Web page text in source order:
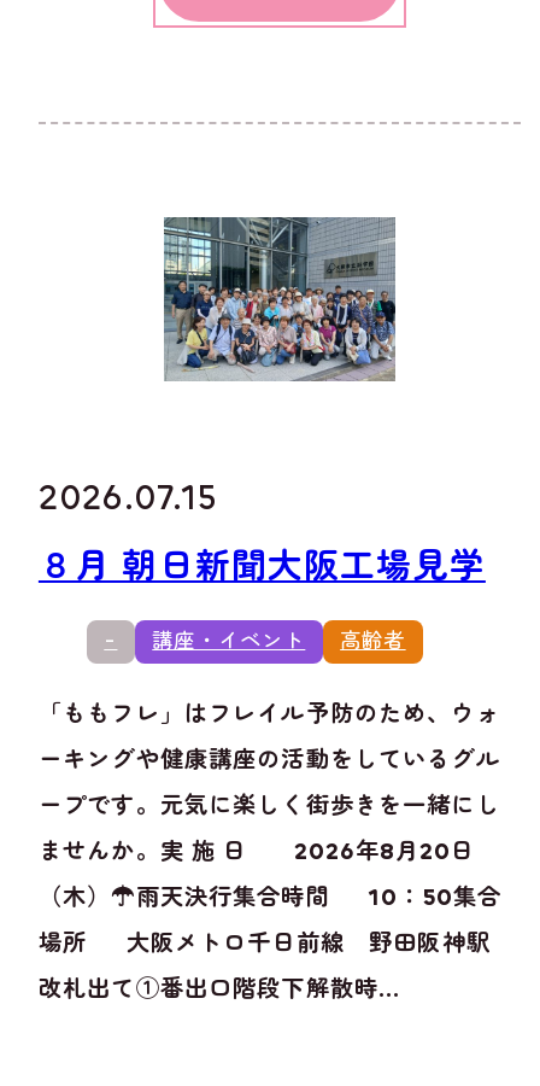
2026.07.15
８月 朝日新聞大阪工場見学
- 講座・イベント 高齢者
「ももフレ」はフレイル予防のため、ウォ
ーキングや健康講座の活動をしているグル
ープです。元気に楽しく街歩きを一緒にし
ませんか。実 施 日 2026年8月20日
（木）☂雨天決行集合時間 10：50集合
場所 大阪メトロ千日前線 野田阪神駅
改札出て①番出口階段下解散時...